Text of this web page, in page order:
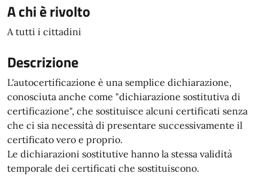
A chi è rivolto
A tutti i cittadini
Descrizione
L'autocertificazione è una semplice dichiarazione,
conosciuta anche come "dichiarazione sostitutiva di
certificazione", che sostituisce alcuni certificati senza
che ci sia necessità di presentare successivamente il
certificato vero e proprio.
Le dichiarazioni sostitutive hanno la stessa validità
temporale dei certificati che sostituiscono.